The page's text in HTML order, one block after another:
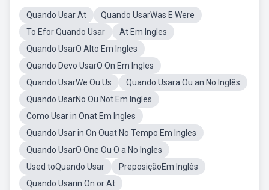
Quando Usar At
Quando UsarWas E Were
To Efor Quando Usar
At Em Ingles
Quando UsarO Alto Em Ingles
Quando Devo UsarO On Em Ingles
Quando UsarWe Ou Us
Quando Usara Ou an No Inglês
Quando UsarNo Ou Not Em Ingles
Como Usar in Onat Em Ingles
Quando Usar in On Ouat No Tempo Em Ingles
Quando UsarO One Ou O a No Ingles
Used toQuando Usar
PreposiçãoEm Inglês
Quando Usarin On or At